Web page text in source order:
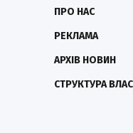
ПРО НАС
РЕКЛАМА
АРХІВ НОВИН
СТРУКТУРА